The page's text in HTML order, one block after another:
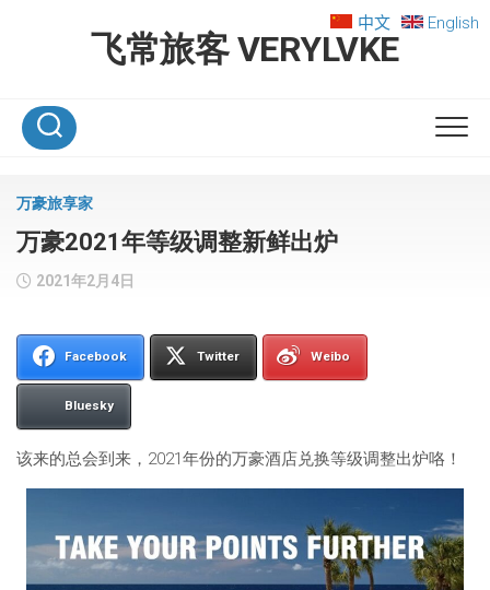
飞常旅客 VERYLVKE
中文 English
万豪旅享家
万豪2021年等级调整新鲜出炉
2021年2月4日
Facebook Twitter Weibo
Bluesky
该来的总会到来，2021年份的万豪酒店兑换等级调整出炉咯！